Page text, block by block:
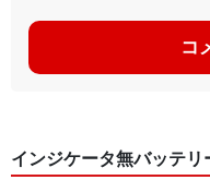
コ
インジケータ無バッテ